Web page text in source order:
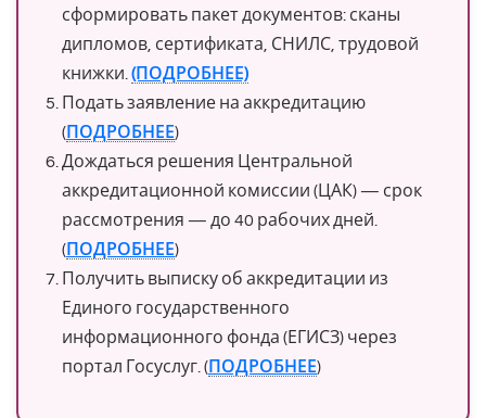
сформировать пакет документов: сканы
дипломов, сертификата, СНИЛС, трудовой
книжки. (ПОДРОБНЕЕ)
Подать заявление на аккредитацию
(ПОДРОБНЕЕ)
Дождаться решения Центральной
аккредитационной комиссии (ЦАК) — срок
рассмотрения — до 40 рабочих дней.
(ПОДРОБНЕЕ)
Получить выписку об аккредитации из
Единого государственного
информационного фонда (ЕГИСЗ) через
портал Госуслуг. (ПОДРОБНЕЕ)